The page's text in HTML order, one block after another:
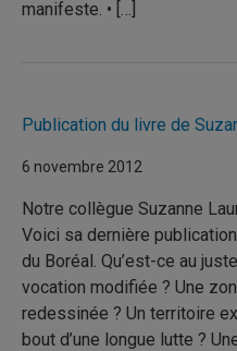
manifeste. • […]
Publication du livre de
6 novembre 2012
Notre collègue Suzanne
Voici sa dernière
du Boréal. Qu’est-ce au
vocation modifiée ? Une
redessinée ? Un territoire
bout d’une longue lutte ?